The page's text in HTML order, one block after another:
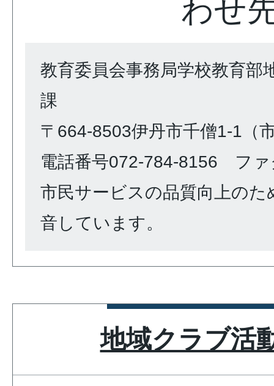
わせ
教育委員会事務局学校教育部
課
〒664-8503伊丹市千僧1-1（
電話番号072-784-8156 ファ
市民サービスの品質向上のた
音しています。
地域クラブ活